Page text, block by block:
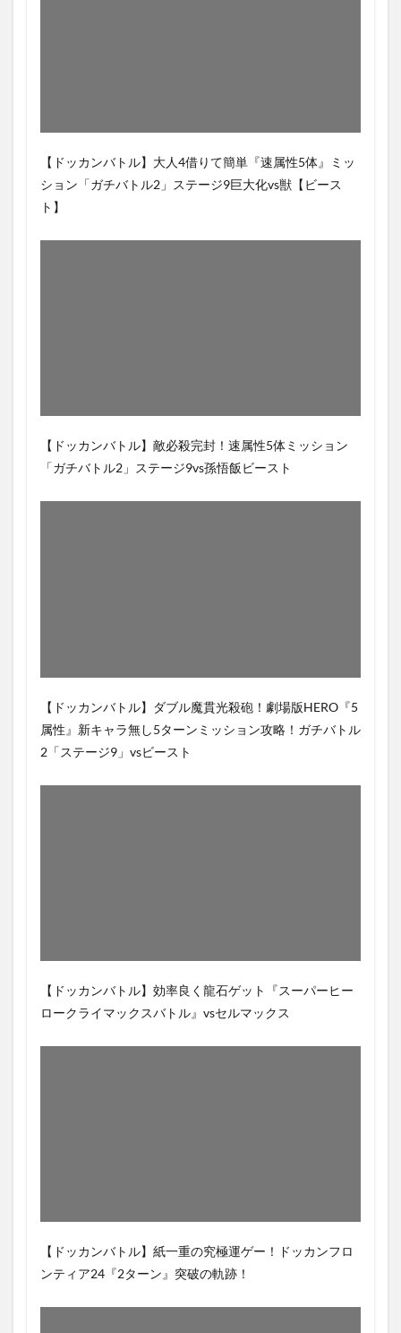
【ドッカンバトル】大人4借りて簡単『速属性5体』ミッ
ション「ガチバトル2」ステージ9巨大化vs獣【ビース
ト】
【ドッカンバトル】敵必殺完封！速属性5体ミッション
「ガチバトル2」ステージ9vs孫悟飯ビースト
【ドッカンバトル】ダブル魔貫光殺砲！劇場版HERO『5
属性』新キャラ無し5ターンミッション攻略！ガチバトル
2「ステージ9」vsビースト
【ドッカンバトル】効率良く龍石ゲット『スーパーヒー
ロークライマックスバトル』vsセルマックス
【ドッカンバトル】紙一重の究極運ゲー！ドッカンフロ
ンティア24『2ターン』突破の軌跡！